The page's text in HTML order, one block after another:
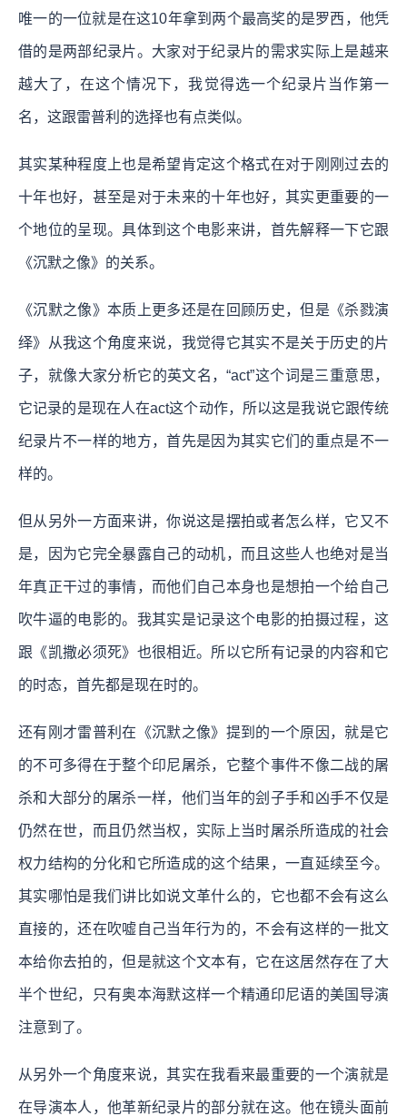
唯一的一位就是在这10年拿到两个最高奖的是罗西，他凭
借的是两部纪录片。大家对于纪录片的需求实际上是越来
越大了，在这个情况下，我觉得选一个纪录片当作第一
名，这跟雷普利的选择也有点类似。
其实某种程度上也是希望肯定这个格式在对于刚刚过去的
十年也好，甚至是对于未来的十年也好，其实更重要的一
个地位的呈现。具体到这个电影来讲，首先解释一下它跟
《沉默之像》的关系。
《沉默之像》本质上更多还是在回顾历史，但是《杀戮演
绎》从我这个角度来说，我觉得它其实不是关于历史的片
子，就像大家分析它的英文名，“act”这个词是三重意思，
它记录的是现在人在act这个动作，所以这是我说它跟传统
纪录片不一样的地方，首先是因为其实它们的重点是不一
样的。
但从另外一方面来讲，你说这是摆拍或者怎么样，它又不
是，因为它完全暴露自己的动机，而且这些人也绝对是当
年真正干过的事情，而他们自己本身也是想拍一个给自己
吹牛逼的电影的。我其实是记录这个电影的拍摄过程，这
跟《凯撒必须死》也很相近。所以它所有记录的内容和它
的时态，首先都是现在时的。
还有刚才雷普利在《沉默之像》提到的一个原因，就是它
的不可多得在于整个印尼屠杀，它整个事件不像二战的屠
杀和大部分的屠杀一样，他们当年的刽子手和凶手不仅是
仍然在世，而且仍然当权，实际上当时屠杀所造成的社会
权力结构的分化和它所造成的这个结果，一直延续至今。
其实哪怕是我们讲比如说文革什么的，它也都不会有这么
直接的，还在吹嘘自己当年行为的，不会有这样的一批文
本给你去拍的，但是就这个文本有，它在这居然存在了大
半个世纪，只有奥本海默这样一个精通印尼语的美国导演
注意到了。
从另外一个角度来说，其实在我看来最重要的一个演就是
在导演本人，他革新纪录片的部分就在这。他在镜头面前